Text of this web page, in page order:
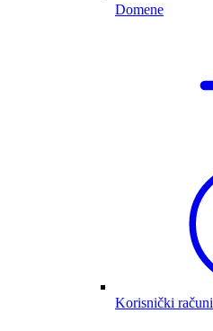
Domene
Korisnički računi